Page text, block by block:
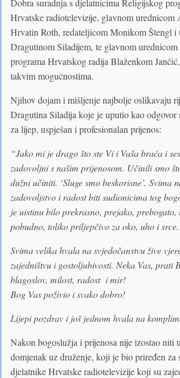
Dobra suradnja s djelatnicima Religijskog
Hrvatske radiotelevizije, glavnom urednicom
Hrvatin Roth, redateljicom Monikom Štengl i
Dragutinom Siladijem, te glavnom
programa Hrvatskog radija Blaženkom
takvim mogućnostima.
Njihov dojam i mišljenje najbolje oslikavaju
Dragutina Siladija koje je uputio kao odgovor
za lijep, uspješan i profesionalan prijenos:
“Jako mi je drago što ste Vi i Vaša braća i
zadovoljni s našim prijenosom. Učinili smo
dužni učiniti. ‘Sluge smo beskorisne’. Svima
zadovoljstvo i radost biti sudionicima tog
je uistinu bilo prekrasno, prejako, prebogato,
pobudno, toliko priljepčivo za oko, uho i srce.
Svima velika hvala na svjedočanstvu žive
zajedništvu i gostoljubivosti. Neka Vas, prati
blagoslov, milost, radost i mir!
Bog Vas poživio i svako dobro!
Lijepi pozdrav i još jednom hvala na
Nakon bogoslužja i prijenosa nije izostao niti
domjenak uz druženje, koji je bio priređen za
djelatnike Hrvatske radiotelevizije koji su